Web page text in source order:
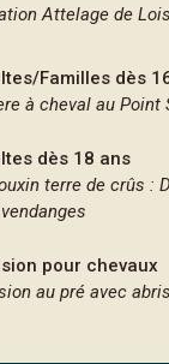
Attelage de
Familles dès
à cheval au Point
dès 18 ans
terre de crûs :
pour chevaux
au pré avec abris